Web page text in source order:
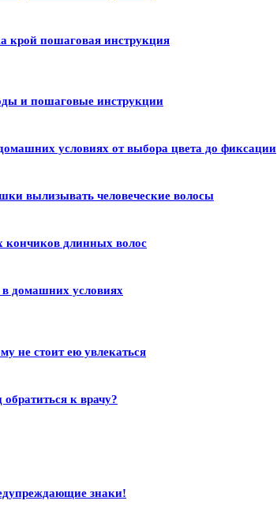
крой пошаговая инструкция
и пошаговые инструкции
условиях от выбора цвета до фиксации
вылизывать человеческие волосы
кончиков длинных волос
домашних условиях
не стоит ею увлекаться
к врачу?
знаки!